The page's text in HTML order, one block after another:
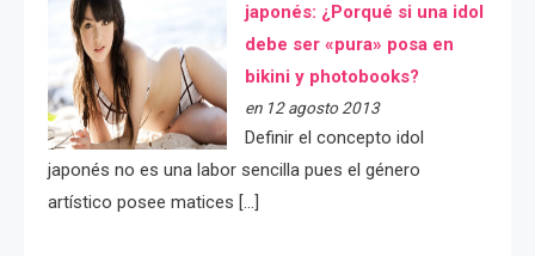
japonés: ¿Porqué si una idol
debe ser «pura» posa en
bikini y photobooks?
en 12 agosto 2013
Definir el concepto idol
japonés no es una labor sencilla pues el género
artístico posee matices […]